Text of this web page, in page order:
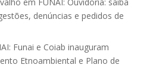
denúncias e pedidos de
Funai e Coiab inauguram
Etnoambiental e Plano de